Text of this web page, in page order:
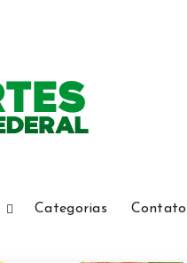
Categorias Contato